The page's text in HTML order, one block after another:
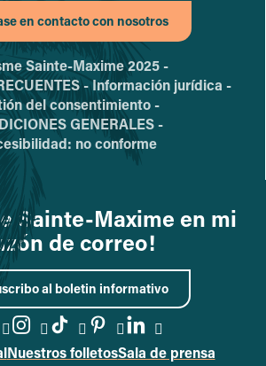
en contacto con nosotros
Sainte-Maxime 2025 -
- Información jurídica -
del consentimiento -
GENERALES -
no conforme
Sainte-Maxime en mi
de correo!
al boletin informativo
a la página de
Acceder a la página de
Acceder a la página
Acceder a la
Acceder a la
Nuestros folletosSala de prensa